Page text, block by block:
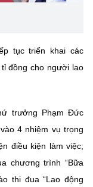
tục triển khai các
đồng cho người lao
trưởng Phạm Đức
4 nhiệm vụ trọng
điều kiện làm việc;
chương trình “Bữa
thi đua “Lao động